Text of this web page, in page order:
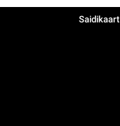
Saidikaart